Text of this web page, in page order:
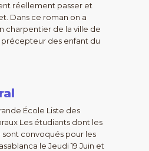
réellement passer et
Dans ce roman on a
charpentier de la ville de
des enfant du
École Liste des
Les étudiants dont les
convoqués pour les
le Jeudi 19 Juin et